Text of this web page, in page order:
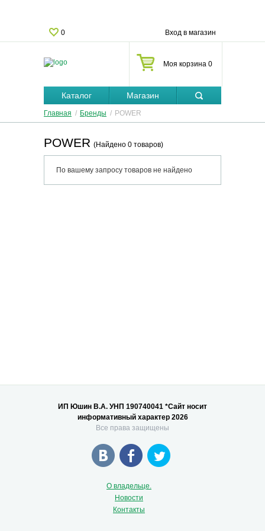
0 Вход в магазин
Моя корзина 0
Каталог Магазин
Главная / Бренды / POWER
POWER (Найдено 0 товаров)
По вашему запросу товаров не найдено
ИП Юшин В.А. УНП 190740041 *Сайт носит
информативный характер 2026
Все права защищены
О владельце.
Новости
Контакты